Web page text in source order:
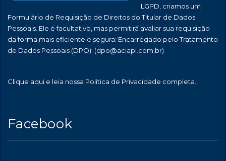
LGPD, criamos um
Formulário de Requisição de Direitos do Titular de Dados
Pessoais. Ele é facultativo, mas permitirá avaliar sua requisição
da forma mais eficiente e segura: Encarregado pelo Tratamento
de Dados Pessoais (DPO): (dpo@aciapi.com.br)
Clique aqui e leia nossa Política de Privacidade completa.
Facebook